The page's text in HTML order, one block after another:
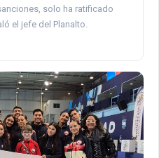
solo ha ratificado
el jefe del Planalto.